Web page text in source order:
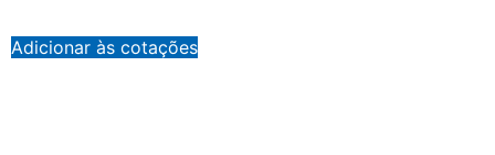
Adicionar às cotações